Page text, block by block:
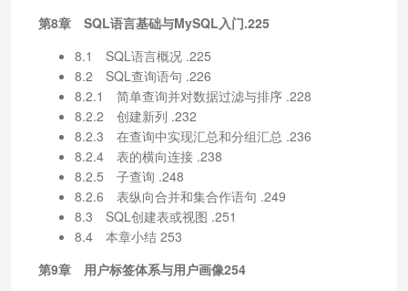
第8章 SQL语言基础与MySQL入门.225
8.1 SQL语言概况 .225
8.2 SQL查询语句 .226
8.2.1 简单查询并对数据过滤与排序 .228
8.2.2 创建新列 .232
8.2.3 在查询中实现汇总和分组汇总 .236
8.2.4 表的横向连接 .238
8.2.5 子查询 .248
8.2.6 表纵向合并和集合作语句 .249
8.3 SQL创建表或视图 .251
8.4 本章小结 253
第9章 用户标签体系与用户画像254